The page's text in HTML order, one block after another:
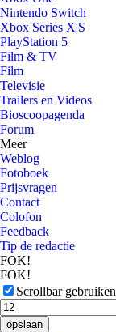
Nintendo Switch
Xbox Series X|S
PlayStation 5
Film & TV
Film
Televisie
Trailers en Videos
Bioscoopagenda
Forum
Meer
Weblog
Fotoboek
Prijsvragen
Contact
Colofon
Feedback
Tip de redactie
FOK!
FOK!
Scrollbar gebruiken
opslaan